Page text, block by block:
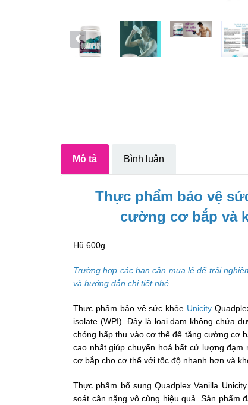
Mô tả Bình luận
Thực phẩm bảo vệ
cường cơ bắp và
Hũ 600g.
Trường hợp các bạn cần mua lẻ để trải
và hướng dẫn chi tiết nhé.
Thực phẩm bảo vệ sức khỏe Unicity
isolate (WPI). Đây là loại đạm không chứa
chóng hấp thu vào cơ thể để tăng cường cơ
cao nhất giúp chuyển hoá bất cứ lượng
cơ bắp cho cơ thể với tốc độ nhanh hơn và
Thực phẩm bổ sung Quadplex Vanilla
soát cân nặng vô cùng hiệu quả. Sản phẩm